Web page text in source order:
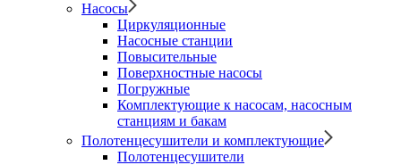
Насосы
Циркуляционные
Насосные станции
Повысительные
Поверхностные насосы
Погружные
Комплектующие к насосам, насосным
станциям и бакам
Полотенцесушители и комплектующие
Полотенцесушители